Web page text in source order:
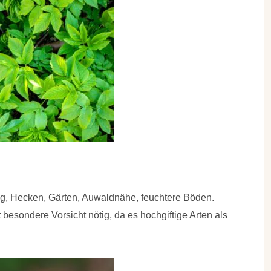
Hecken, Gärten, Auwaldnähe, feuchtere Böden.
Vorsicht nötig, da es hochgiftige Arten als